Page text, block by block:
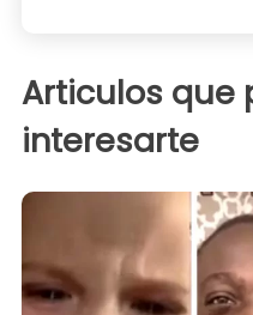
Articulos que
interesarte